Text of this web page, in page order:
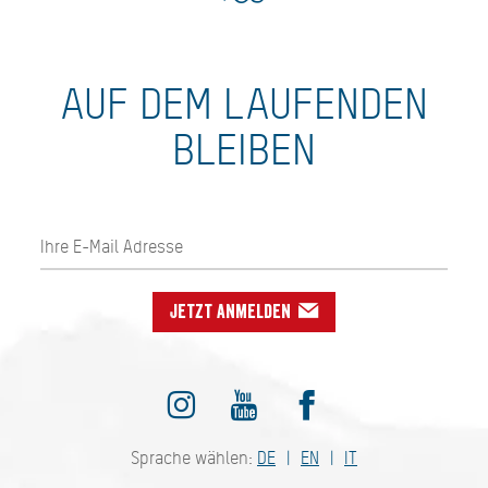
AUF DEM LAUFENDEN
BLEIBEN
Jetzt anmelden
Sprache wählen: DE EN IT